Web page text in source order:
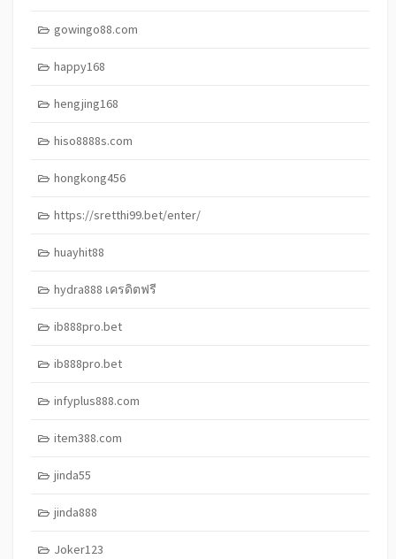
gowingo88.com
happy168
hengjing168
hiso8888s.com
hongkong456
https://sretthi99.bet/enter/
huayhit88
hydra888 เครดิตฟรี
ib888pro.bet
ib888pro.bet
infyplus888.com
item388.com
jinda55
jinda888
Joker123